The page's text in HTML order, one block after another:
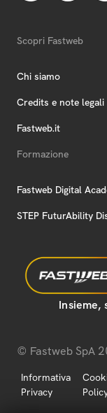
Scopri Fastweb
Chi siamo
Credits e note legali
Fastweb.it
Formazione
Fastweb Digital
STEP FuturAbility
Insieme,
© Fastweb SpA
Informativa
Privacy